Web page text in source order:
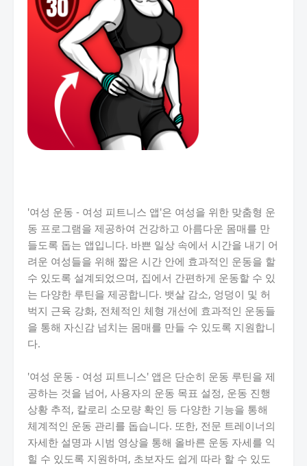
'여성 운동 - 여성 피트니스 앱'은 여성을 위한 맞춤형 운
동 프로그램을 제공하여 건강하고 아름다운 몸매를 만
들도록 돕는 앱입니다. 바쁜 일상 속에서 시간을 내기 어
려운 여성들을 위해 짧은 시간 안에 효과적인 운동을 할
수 있도록 설계되었으며, 집에서 간편하게 운동할 수 있
는 다양한 루틴을 제공합니다. 뱃살 감소, 엉덩이 및 허
벅지 근육 강화, 전체적인 체형 개선에 효과적인 운동들
을 통해 자신감 넘치는 몸매를 만들 수 있도록 지원합니
다.
'여성 운동 - 여성 피트니스' 앱은 단순히 운동 루틴을 제
공하는 것을 넘어, 사용자의 운동 목표 설정, 운동 진행
상황 추적, 칼로리 소모량 확인 등 다양한 기능을 통해
체계적인 운동 관리를 돕습니다. 또한, 전문 트레이너의
자세한 설명과 시범 영상을 통해 올바른 운동 자세를 익
힐 수 있도록 지원하며, 초보자도 쉽게 따라 할 수 있도